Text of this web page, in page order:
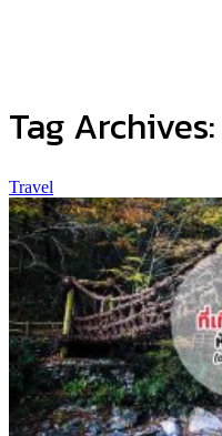
Tag Archives:
Travel